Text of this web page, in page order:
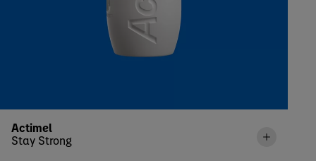
Stay Strong
Actimel